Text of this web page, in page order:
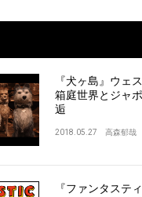
『犬ヶ島』ウェ
箱庭世界とジャ
逅
2018.05.27 高森郁哉
『ファンタステ